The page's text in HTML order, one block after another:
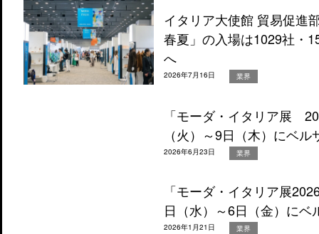
イタリア大使館 貿易促進
春夏」の入場は1029社
へ
2026年7月16日 業界
「モーダ・イタリア展
（火）～9日（木）にベ
2026年6月23日 業界
「モーダ・イタリア展
日（水）～6日（金）に
2026年1月21日 業界